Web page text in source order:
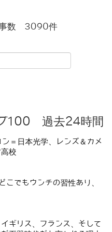
事数 3090件
100 過去24時間
ン＝日本光学、レンズ＆カメ
校
でもウンチの習性あり、
ギリス、フランス、そして